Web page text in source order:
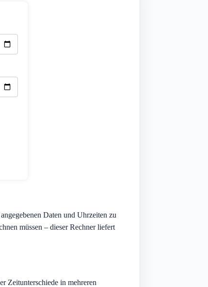
Daten und Uhrzeiten zu
müssen – dieser Rechner liefert
Zeitunterschiede in mehreren